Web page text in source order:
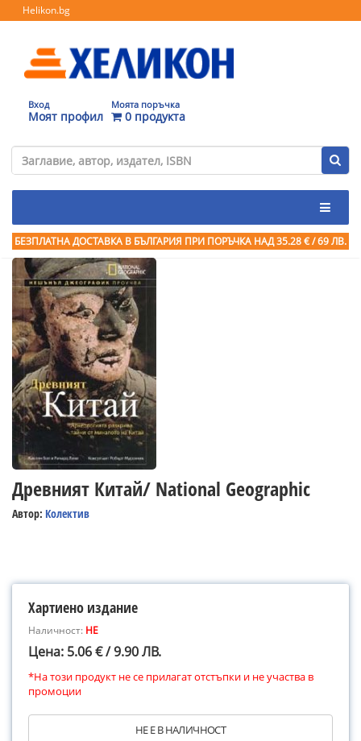
Helikon.bg
Вход
Моят профил
Моята поръчка
0 продукта
БЕЗПЛАТНА ДОСТАВКА В БЪЛГАРИЯ ПРИ ПОРЪЧКА НАД 35.28 € / 69 ЛВ.
Древният Китай/ National Geographic
Автор: Колектив
Хартиено издание
Наличност: НЕ
Цена: 5.06 € / 9.90 ЛВ.
*На този продукт не се прилагат отстъпки и не участва в
промоции
НЕ Е В НАЛИЧНОСТ